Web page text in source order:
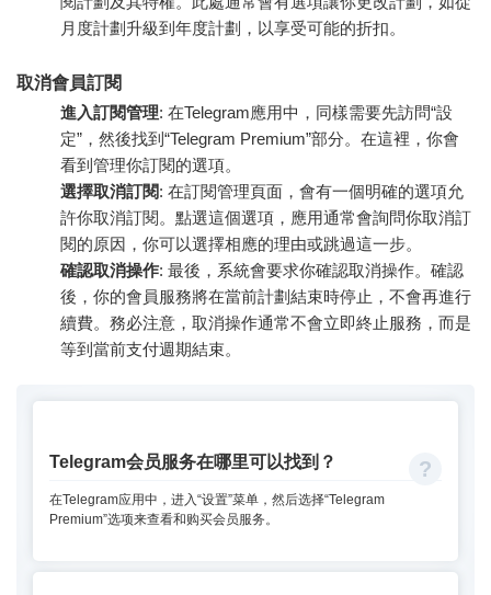
月度計劃升級到年度計劃，以享受可能的折扣。
取消會員訂閱
進入訂閱管理: 在Telegram應用中，同樣需要先訪問“設
定”，然後找到“Telegram Premium”部分。在這裡，你會
看到管理你訂閱的選項。
選擇取消訂閱: 在訂閱管理頁面，會有一個明確的選項允
許你取消訂閱。點選這個選項，應用通常會詢問你取消訂
閱的原因，你可以選擇相應的理由或跳過這一步。
確認取消操作: 最後，系統會要求你確認取消操作。確認
後，你的會員服務將在當前計劃結束時停止，不會再進行
續費。務必注意，取消操作通常不會立即終止服務，而是
等到當前支付週期結束。
Telegram会员服务在哪里可以找到？
在Telegram应用中，进入“设置”菜单，然后选择“Telegram
Premium”选项来查看和购买会员服务。